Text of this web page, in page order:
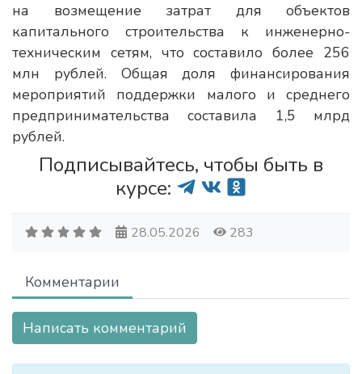
на возмещение затрат для объектов
капитального строительства к инженерно-
техническим сетям, что составило более 256
млн рублей. Общая доля финансирования
мероприятий поддержки малого и среднего
предпринимательства составила 1,5 млрд
рублей.
Подписывайтесь, чтобы быть в
курсе:
28.05.2026 283
Комментарии
Написать комментарий